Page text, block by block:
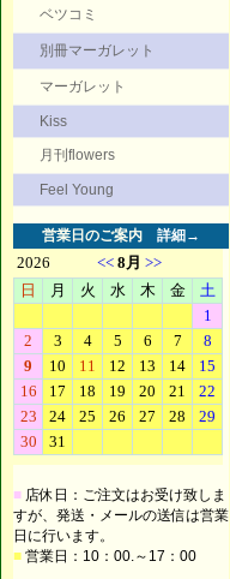
ベツコミ
別冊マーガレット
マーガレット
Kiss
月刊flowers
Feel Young
営業日のご案内 詳細→
■ 店休日：ご注文はお受け致しま
すが、発送・メールの送信は営業
日に行います。
■ 営業日：10：00.～17：00